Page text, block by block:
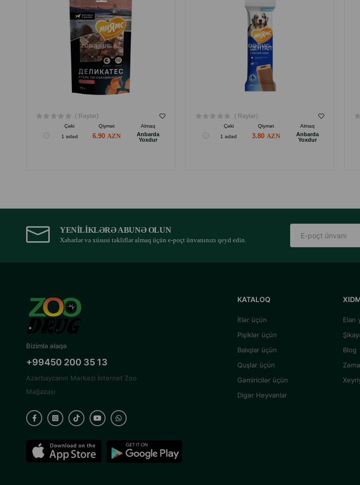
( Rəylər)
Çəki Qiymət
Almaq
1 ədəd
6.90
Anbarda
Yoxdur
( Rəylər)
Çəki Qiymət
Almaq
1 ədəd
3.80
Anbarda
Yoxdur
YENILIKLƏRƏ ABUNƏ OLUN
Xəbərlər və xüsusi təkliflər almaq üçün e-poçt ünvanınızı qeyd edin.
Bizimlə əlaqə
+99450 200 35 13
Azərbaycanın Mərkəzi İnternet Zoo
Mağazası
KATALOQ
İtlər üçün
Pişiklər üçün
Balıqlar üçün
Quşlar üçün
Gəmiricilər üçün
Digər Heyvanlar
Elan
Blog